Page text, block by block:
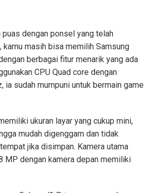
dengan ponsel yang telah
kamu masih bisa memilih Samsung
berbagai fitur menarik yang ada
CPU Quad core dengan
ia sudah mumpuni untuk bermain game
ukuran layar yang cukup mini,
mudah digenggam dan tidak
jika disimpan. Kamera utama
MP dengan kamera depan memiliki